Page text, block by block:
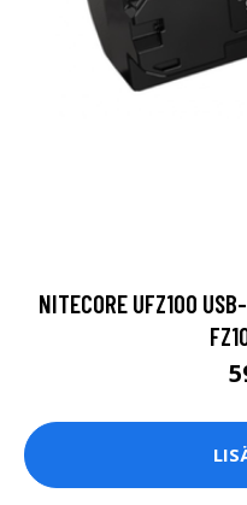
NITECORE UFZ100